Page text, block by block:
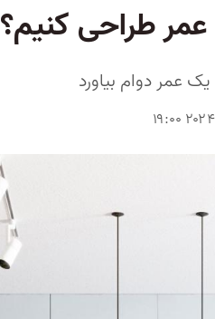
طراحی کنیم؟
عمر دوام بیاورد